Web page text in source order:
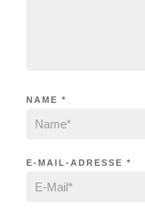
NAME *
E-MAIL-ADRESSE *